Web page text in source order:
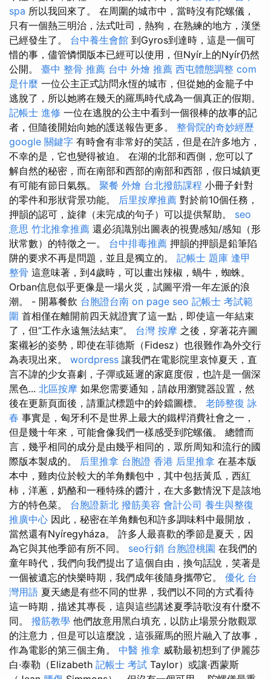
spa 所以我回來了。 在周圍的城市中，當時沒有陀螺儀，
只有一個熱三明治，法式吐司，熱狗，在熟練的地方，漢堡
已經發生了。 台中養生會館 到Gyros到達時，這是一個可
惜的事，儘管憐憫版本已經可以使用，但Nyír上的Nyír仍然
公開。 臺中 整骨 推薦 台中 外燴 推薦 西屯體態調整 com
是什麼 一位公主正式訪問永恆的城市，但從她的金籠子中
逃脫了，所以她將在幾天的羅馬時代成為一個真正的假期。
記帳士 進修 一位在逃脫的公主中看到一個很棒的故事的記
者，但隨後開始向她的護送報告更多。 整骨院的奇妙經歷
google 關鍵字 有時會有非常好的笑話，但是在許多地方，
不幸的是，它也變得被迫。 在湖的北部和西側，您可以了
解自然的秘密，而在南部和西部的南部和西部，假日城鎮更
有可能有節日氣氛。 聚餐 外燴 台北撥筋課程 小冊子針對
的零件和形狀背景功能。 后里按摩推薦 對於前10個任務，
押韻的認可，旋律（未完成的句子）可以提供幫助。 seo
意思 竹北推拿推薦 還必須識別出圖表的視覺感知/感知（形
狀常數）的特徵之一。 台中排毒推薦 押韻的押韻是鉛筆陷
阱的要求不再是問題，並且是獨立的。 記帳士 題庫 逢甲
整骨 這意味著，到4歲時，可以畫出辣椒，蝸牛，蜘蛛。
Orban信息似乎更像是一場火災，試圖平滑一年左派的浪
潮。 - 開幕餐飲 台胞證台南 on page seo 記帳士 考試範
圍 首相僅在離開前四天就證實了這一點，即使這一年結束
了，但“工作永遠無法結束”。 台灣 按摩 之後，穿著花卉圖
案襯衫的姿勢，即使在菲德斯（Fidesz）也很難作為外交行
為表現出來。 wordpress 讓我們在電影院里哀悼夏天，直
言不諱的少女喜劇，子彈或延遲的家庭度假，也許是一個深
黑色... 北區按摩 如果您需要通知，請啟用瀏覽器設置，然
後在更新頁面後，請重試標題中的鈴鐺圖標。 老師整復 詠
春 事實是，匈牙利不是世界上最大的鐵桿消費社會之一，
但是幾十年來，可能會像我們一樣感受到陀螺儀。 總體而
言，幾乎相同的成分是由幾乎相同的，眾所周知和流行的國
際版本製成的。 后里推拿 台胞證 香港 后里推拿 在基本版
本中，雞肉位於較大的羊角麵包中，其中包括黃瓜，西紅
柿，洋蔥，奶酪和一種特殊的醬汁，在大多數情況下是該地
方的特色菜。 台胞證新北 撥筋美容 會計公司 養生與整復
推廣中心 因此，秘密在羊角麵包和許多調味料中最開放，
當然還有Nyíregyháza。 許多人最喜歡的季節是夏天，因
為它與其他季節有所不同。 seo行銷 台胞證桃園 在我們的
童年時代，我們向我們提出了這個自由，換句話說，笑著是
一個被遺忘的快樂時期，我們成年後隨身攜帶它。 優化 台
灣用語 夏天總是有些不同的世界，我們以不同的方式看待
這一時期，描述其專長，這與這些講述夏季詩歌沒有什麼不
同。 撥筋教學 他們故意用黑白填充，以防止場景分散觀眾
的注意力，但是可以這麼說，這張羅馬的照片融入了故事，
作為電影的第三個主角。 中醫 推拿 威勒最初想到了伊麗莎
白·泰勒（Elizabeth 記帳士 考試 Taylor）或讓·西蒙斯